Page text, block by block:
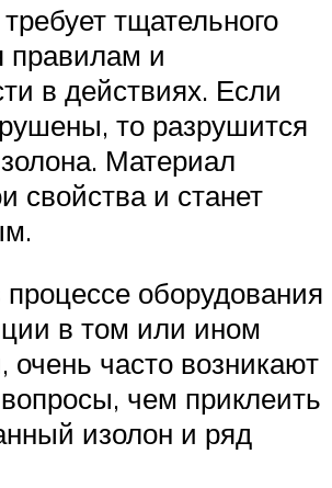
тщательного
правилам и
в действиях. Если
то разрушится
Материал
свойства и станет
оборудования
в том или ином
часто возникают
чем приклеить
изолон и ряд